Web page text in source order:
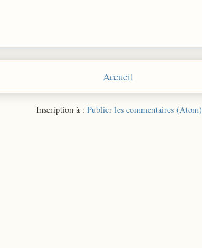
Accueil
Inscription à : Publier les commentaires (Atom)